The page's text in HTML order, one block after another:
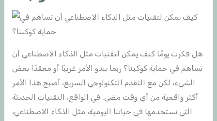
هل فكرت يومًا كيف يمكن لتقنيات مثل الذكاء الاصطناعي أن
تساهم في حماية كوكبنا؟ ربما يبدو الأمر غريبًا أو معقدًا بعض
الشيء، لكن مع التقدم التكنولوجي السريع، أصبح هذا الأمر
أكثر واقعية من أي وقت مضى. في الواقع، التقنيات الحديثة
التي نستخدمها في حياتنا اليومية، مثل الذكاء الاصطناعي،